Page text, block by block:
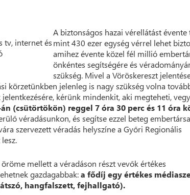
A biztonságos hazai vérellátást évente
mint 430 ezer egység vérrel lehet
amihez évente közel fél millió
önkéntes segítségére és
szükség. Mivel a Vöröskereszt
körzetünkben jelenleg is nagy szükség volna
kérünk mindenkit, aki megteheti,
(csütörtökön) reggel 7 óra 30 perc és 11 óra
véradásunkon, és segítse ezzel beteg
szervezett véradás helyszíne a Győri Regionális
mellett a véradáson részt vevők értékes
gazdagabbak:a fődíj egy értékes
hangfalszett, fejhallgató).